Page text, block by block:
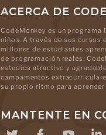
ACERCA DE
CodeMonkey es un
niños. A través de sus cursos
millones de estudiantes
de programación reales.
estudios atractivo y
campamentos
su propio ritmo para aprender
MANTENTE EN